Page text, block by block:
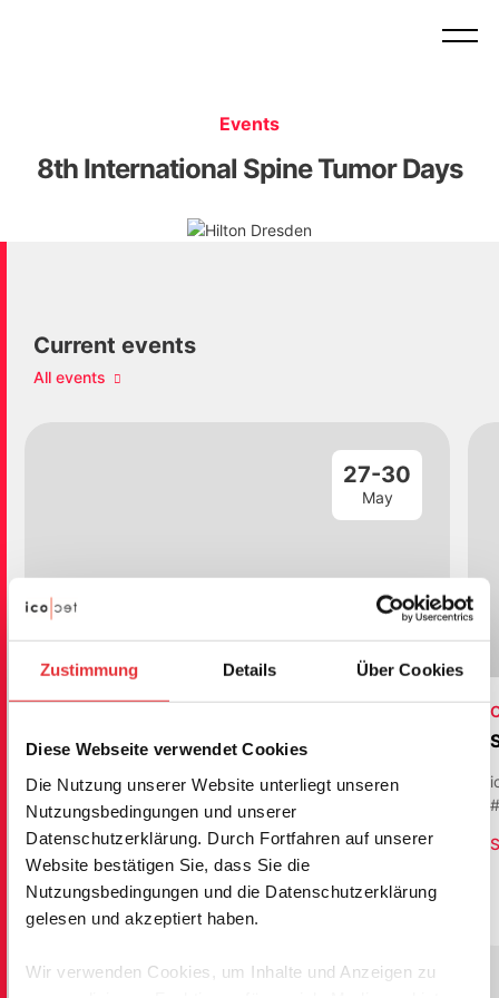
Zustimmung Details Über Cookies
Diese Webseite verwendet Cookies
Die Nutzung unserer Website unterliegt unseren
Nutzungsbedingungen und unserer
Datenschutzerklärung. Durch Fortfahren auf unserer
Website bestätigen Sie, dass Sie die
Nutzungsbedingungen und die Datenschutzerklärung
gelesen und akzeptiert haben.
Wir verwenden Cookies, um Inhalte und Anzeigen zu
Events
8th International Spine Tumor Days
Current events
All events
27-30
May
Global Spine Congress 2026
Next Stop: Istanbul, Turkey. Discover advanced
treatments for spinal tumor patients at our booth.
Save the Date!
Save to calendar (.ics)